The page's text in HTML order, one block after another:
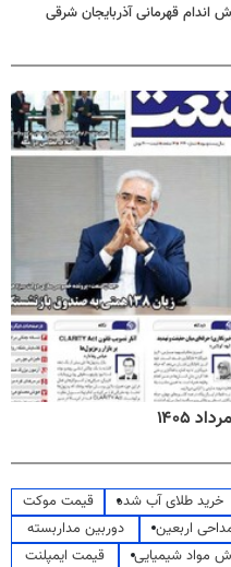
اندام قهرمانی آذربایجان شرقی
خرید طلای آب شده
قیمت موکت
اربعین
دوربین مداربسته
مواد شیمیایی
قیمت ایمپلنت